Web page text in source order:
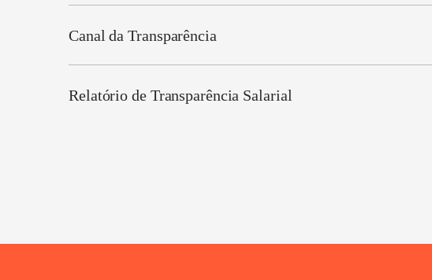
Canal da Transparência
Relatório de Transparência Salarial